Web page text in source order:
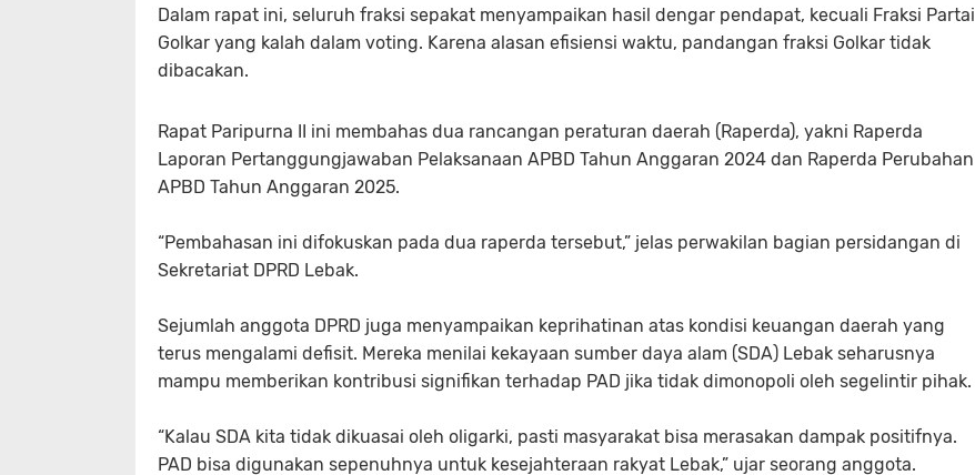
Dalam rapat ini, seluruh fraksi sepakat menyampaikan hasil dengar pendapat, kecuali Fraksi Partai
Golkar yang kalah dalam voting. Karena alasan efisiensi waktu, pandangan fraksi Golkar tidak
dibacakan.
Rapat Paripurna II ini membahas dua rancangan peraturan daerah (Raperda), yakni Raperda
Laporan Pertanggungjawaban Pelaksanaan APBD Tahun Anggaran 2024 dan Raperda Perubahan
APBD Tahun Anggaran 2025.
“Pembahasan ini difokuskan pada dua raperda tersebut,” jelas perwakilan bagian persidangan di
Sekretariat DPRD Lebak.
Sejumlah anggota DPRD juga menyampaikan keprihatinan atas kondisi keuangan daerah yang
terus mengalami defisit. Mereka menilai kekayaan sumber daya alam (SDA) Lebak seharusnya
mampu memberikan kontribusi signifikan terhadap PAD jika tidak dimonopoli oleh segelintir pihak.
“Kalau SDA kita tidak dikuasai oleh oligarki, pasti masyarakat bisa merasakan dampak positifnya.
PAD bisa digunakan sepenuhnya untuk kesejahteraan rakyat Lebak,” ujar seorang anggota.